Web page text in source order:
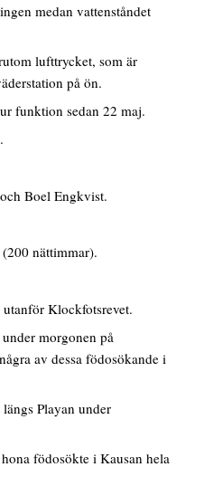
medan vattenståndet
lufttrycket, som är
på ön.
funktion sedan 22 maj.
Boel Engkvist.
nättimmar).
Klockfotsrevet.
morgonen på
av dessa födosökande i
Playan under
födosökte i Kausan hela